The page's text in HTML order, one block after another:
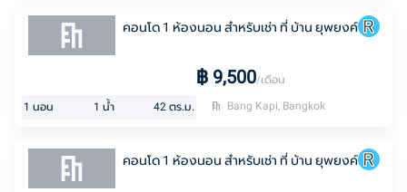
คอนโด 1 ห้องนอน สำหรับเช่า ที่ บ้าน ยุพยงค์
฿ 9,500/เดือน
1 นอน 1 น้ำ 42 ตร.ม. Bang Kapi, Bangkok
คอนโด 1 ห้องนอน สำหรับเช่า ที่ บ้าน ยุพยงค์